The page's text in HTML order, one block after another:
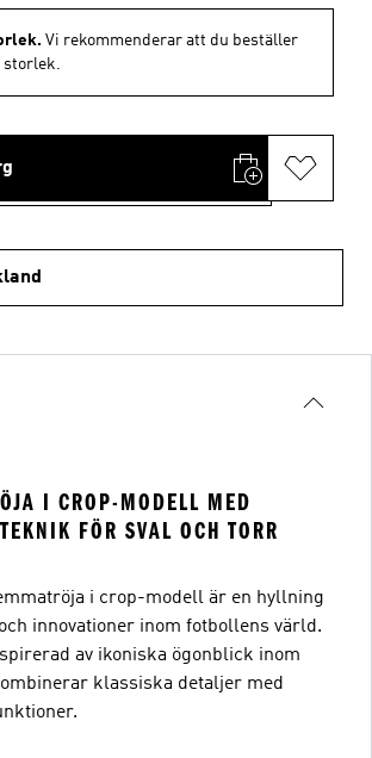
Vi rekommenderar att du beställer
storlek.
I CROP-MODELL MED
FÖR SVAL OCH TORR
i crop-modell är en hyllning
innovationer inom fotbollens värld.
av ikoniska ögonblick inom
klassiska detaljer med